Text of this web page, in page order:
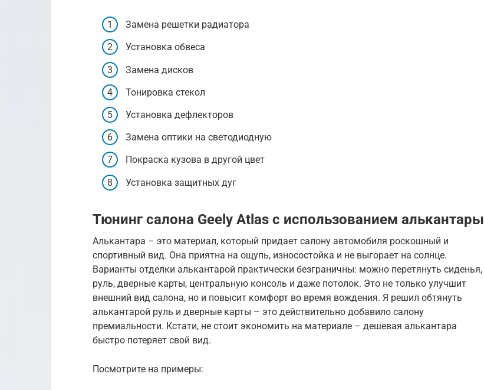
Замена решетки радиатора
Установка обвеса
Замена дисков
Тонировка стекол
Установка дефлекторов
Замена оптики на светодиодную
Покраска кузова в другой цвет
Установка защитных дуг
Тюнинг салона Geely Atlas с использованием алькантары
Алькантара – это материал, который придает салону автомобиля роскошный и
спортивный вид. Она приятна на ощупь, износостойка и не выгорает на солнце.
Варианты отделки алькантарой практически безграничны: можно перетянуть сиденья,
руль, дверные карты, центральную консоль и даже потолок. Это не только улучшит
внешний вид салона, но и повысит комфорт во время вождения. Я решил обтянуть
алькантарой руль и дверные карты – это действительно добавило салону
премиальности. Кстати, не стоит экономить на материале – дешевая алькантара
быстро потеряет свой вид.
Посмотрите на примеры: